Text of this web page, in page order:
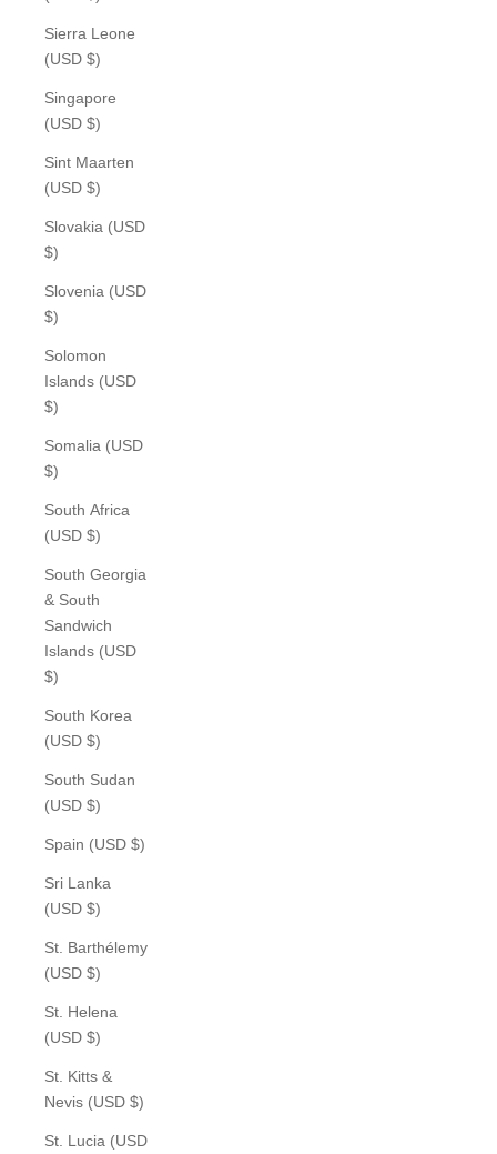
Sierra Leone
(USD $)
Singapore
(USD $)
Sint Maarten
(USD $)
Slovakia (USD
$)
Slovenia (USD
$)
Solomon
Islands (USD
$)
Somalia (USD
$)
South Africa
(USD $)
South Georgia
& South
Sandwich
Islands (USD
$)
South Korea
(USD $)
South Sudan
(USD $)
Spain (USD $)
Sri Lanka
(USD $)
St. Barthélemy
(USD $)
St. Helena
(USD $)
St. Kitts &
Nevis (USD $)
St. Lucia (USD